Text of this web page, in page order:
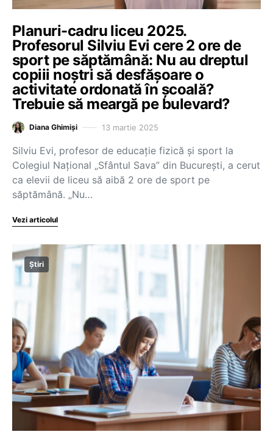
Planuri-cadru liceu 2025.
Profesorul Silviu Evi cere 2 ore de
sport pe săptămână: Nu au dreptul
copiii noștri să desfășoare o
activitate ordonată în școală?
Trebuie să meargă pe bulevard?
Diana Ghimiși 13 martie 2025
Silviu Evi, profesor de educație fizică și sport la
Colegiul Național „Sfântul Sava” din București, a cerut
ca elevii de liceu să aibă 2 ore de sport pe
săptămână. „Nu…
Vezi articolul
Știri